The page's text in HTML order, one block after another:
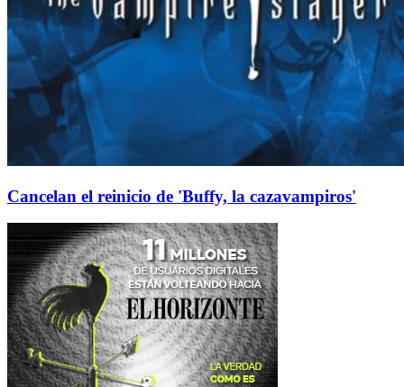
Cancelan el reinicio de 'Buffy, la cazavampiros'